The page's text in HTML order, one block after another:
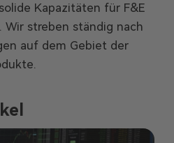
Kapazitäten für F&E
Wir streben ständig nach
auf dem Gebiet der